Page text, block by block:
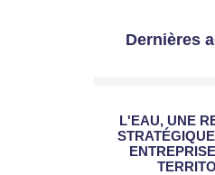
Dernières
L'EAU, UNE